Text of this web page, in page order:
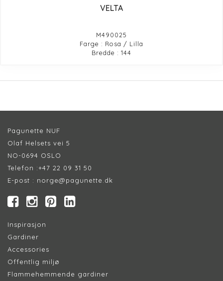
VELTA
M490025
Farge : Rosa / Lilla
Bredde : 144
Pagunette NUF
Olaf Helsets vei 5
NO-0694 OSLO
Telefon :+47 22 09 31 50
E-post : norge@pagunette.dk
Inspirasjon
Gardiner
Accessories
Offentlig miljø
Flammehemmende gardiner